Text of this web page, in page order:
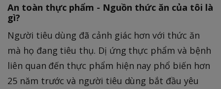
An toàn thực phẩm - Nguồn thức ăn của tôi là
gì?
Người tiêu dùng đã cảnh giác hơn với thức ăn
mà họ đang tiêu thụ. Dị ứng thực phẩm và bệnh
liên quan đến thực phẩm hiện nay phổ biến hơn
25 năm trước và người tiêu dùng bắt đầu yêu